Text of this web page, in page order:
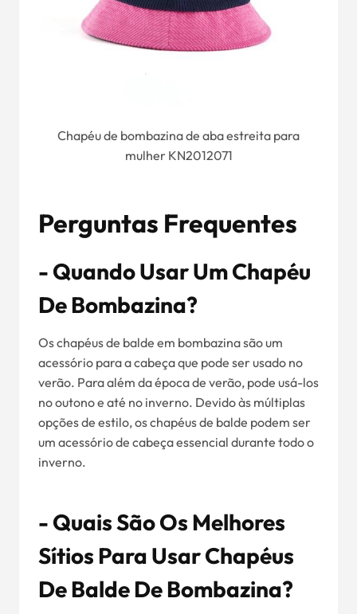
Chapéu de bombazina de aba estreita para
mulher KN2012071
Perguntas Frequentes
- Quando Usar Um Chapéu
De Bombazina?
Os chapéus de balde em bombazina são um
acessório para a cabeça que pode ser usado no
verão. Para além da época de verão, pode usá-los
no outono e até no inverno. Devido às múltiplas
opções de estilo, os chapéus de balde podem ser
um acessório de cabeça essencial durante todo o
inverno.
- Quais São Os Melhores
Sítios Para Usar Chapéus
De Balde De Bombazina?